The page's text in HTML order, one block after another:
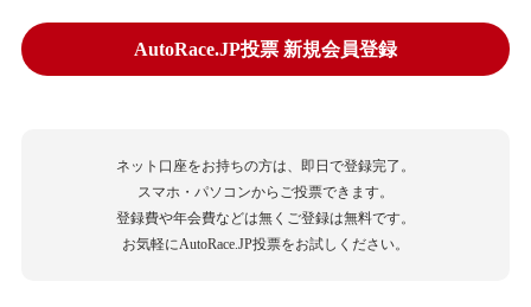
AutoRace.JP投票 新規会員登録
ネット口座をお持ちの方は、即日で登録完了。
スマホ・パソコンからご投票できます。
登録費や年会費などは無くご登録は無料です。
お気軽にAutoRace.JP投票をお試しください。